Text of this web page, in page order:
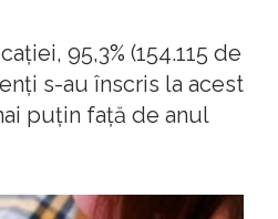
95,3% (154.115 de
s-au înscris la acest
puţin faţă de anul